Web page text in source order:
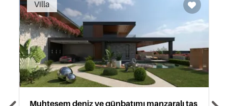
Villa
Muhteşem deniz ve günbatımı manzaralı taş